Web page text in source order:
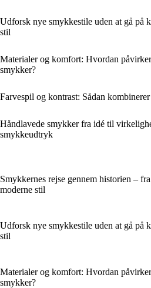
Udforsk nye smykkestile uden at gå på
stil
Materialer og komfort: Hvordan
smykker?
Farvespil og kontrast: Sådan
Håndlavede smykker fra idé til
smykkeudtryk
Smykkernes rejse gennem historien –
moderne stil
Udforsk nye smykkestile uden at gå på
stil
Materialer og komfort: Hvordan
smykker?